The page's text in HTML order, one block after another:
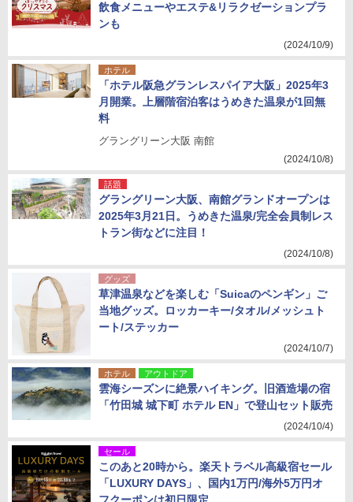
飲食メニューやエステ&リラクゼーションプラ
ンも
(2024/10/9)
ホテル
「ホテル阪急グランレスパイア大阪」2025年3
月開業。上層階宿泊客はうめきた温泉が1回無
料
グラングリーン大阪 南館
(2024/10/8)
話題
グラングリーン大阪、南館グランドオープンは
2025年3月21日。うめきた温泉/完全会員制レス
トラン街などに注目！
(2024/10/8)
グッズ
草津温泉などを楽しむ「Suicaのペンギン」ご
当地グッズ。ロッカーキー/タオル/メッシュト
ート/ステッカー
(2024/10/7)
ホテル アウトドア
雲海シーズンに絶景ハイキング。旧酒造場の宿
「竹田城 城下町 ホテル EN」で登山セット販売
(2024/10/4)
セール
このあと20時から。楽天トラベル高級宿セール
「LUXURY DAYS」、国内1万円/海外5万円オ